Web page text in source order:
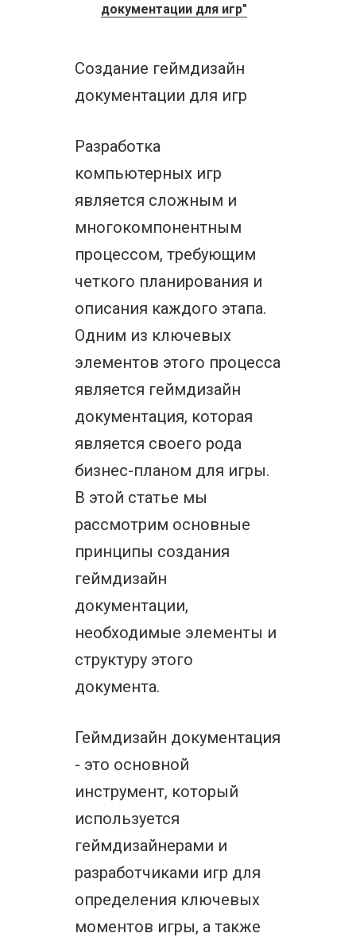
документации для игр"
Создание геймдизайн
документации для игр
Разработка
компьютерных игр
является сложным и
многокомпонентным
процессом, требующим
четкого планирования и
описания каждого этапа.
Одним из ключевых
элементов этого процесса
является геймдизайн
документация, которая
является своего рода
бизнес-планом для игры.
В этой статье мы
рассмотрим основные
принципы создания
геймдизайн
документации,
необходимые элементы и
структуру этого
документа.
Геймдизайн документация
- это основной
инструмент, который
используется
геймдизайнерами и
разработчиками игр для
определения ключевых
моментов игры, а также